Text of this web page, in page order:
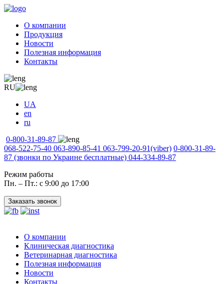
О компании
Продукция
Новости
Полезная информация
Контакты
RU
UA
en
ru
0-800-31-89-87
068-522-75-40 063-890-85-41 063-799-20-91(viber) 0-800-31-89-
87 (звонки по Украине бесплатные) 044-334-89-87
Режим работы
Пн. – Пт.: с 9:00 до 17:00
Заказать звонок
О компании
Клиническая диагностика
Ветеринарная диагностика
Полезная информация
Новости
Контакты